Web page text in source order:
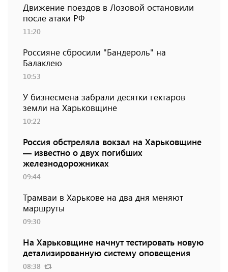
Движение поездов в Лозовой остановили
после атаки РФ
11:20
Россияне сбросили "Бандероль" на
Балаклею
10:53
У бизнесмена забрали десятки гектаров
земли на Харьковщине
10:22
Россия обстреляла вокзал на Харьковщине
— известно о двух погибших
железнодорожниках
09:44
Трамваи в Харькове на два дня меняют
маршруты
09:30
На Харьковщине начнут тестировать новую
детализированную систему оповещения
08:38